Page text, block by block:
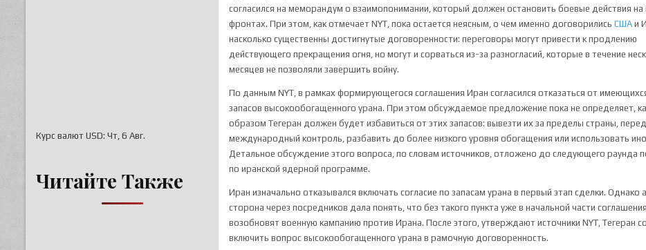
согласился на меморандум о взаимопонимании, который должен остановить боевые действия на
фронтах. При этом, как отмечает NYT, пока остается неясным, о чем именно договорилисьСША и
насколько существенны достигнутые договоренности: переговоры могут привести к продлению
действующего прекращения огня, но могут и сорваться из-за разногласий, которые в течение
месяцев не позволяли завершить войну.
По данным NYT, в рамках формирующегося соглашения Иран согласился отказаться от
запасов высокообогащенного урана. При этом обсуждаемое предложение пока не определяет,
образом Тегеран должен будет избавиться от этих запасов: вывезти их за пределы страны,
международный контроль, разбавить до более низкого уровня обогащения или использовать
Детальное обсуждение этого вопроса, по словам источников, отложено до следующего раунда
по иранской ядерной программе.
Иран изначально отказывался включать согласие по запасам урана в первый этап сделки. Однако
сторона через посредников дала понять, что без такого пункта уже в начальной части
возобновят военную кампанию против Ирана. После этого, утверждают источники NYT, Тегеран
включить вопрос высокообогащенного урана в рамочную договоренность.
Курс валют USD: Чт, 6 Авг.
Читайте Также